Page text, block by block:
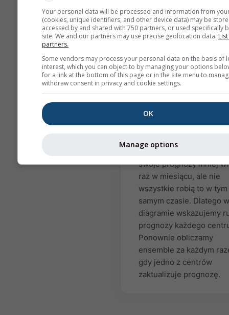
Range Weather Forecast
(ECMWF), National
Environmental
serwis pogodowy
MetOffice (UKMO),
MeteoFrance
Japan Meteorological
(JMA) oraz Euro-
Mediterranean Center
Agencje/Centra
swoje prognozy mniej
raz w miesiącu, ale nie
wszystkie robią to w tym
samym czasie. Dlatego w
diagramie wskazujemy
prognozy każdego
Ponownie obliczamy
ensemble za każdym
gdy jedno z centrów
zaktualizuje prognozę.
Your personal data will be processed and information from
(cookies, unique identifiers, and other device data) may be
accessed by and shared with 750 partners, or used specifically
site. We and our partners may use precise geolocation data.
partners.
Some vendors may process your personal data on the basis of
interest, which you can object to by managing your options
for a link at the bottom of this page or in the site menu to
withdraw consent in privacy and cookie settings.
OK
Manage options